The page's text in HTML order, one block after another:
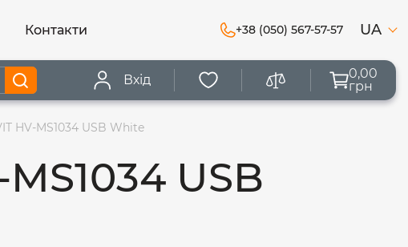
Контакти +38 (050) 567-57-57 UA
Вхід
0,00
грн
HV-MS1034 USB White
USB